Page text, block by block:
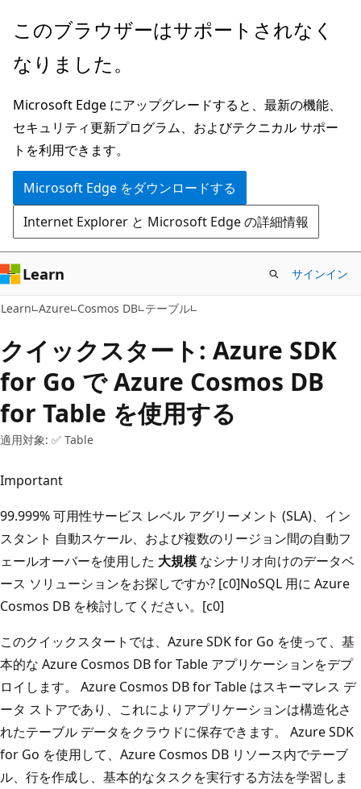
メ
ン
ン
テ
ン
ツ
に
ス
キ
ッ
プ
このブラウザーはサポートされなく
なりました。
Microsoft Edge にアップグレードすると、最新の機能、
セキュリティ更新プログラム、およびテクニカル サポー
トを利用できます。
Microsoft Edge をダウンロードする
Internet Explorer と Microsoft Edge の詳細情報
Learn サインイン
Learn Azure Cosmos DB テーブル
クイックスタート: Azure SDK
for Go で Azure Cosmos DB
for Table を使用する
適用対象: ✅ Table
Important
99.999% 可用性サービス レベル アグリーメント (SLA)、イン
スタント 自動スケール、および複数のリージョン間の自動フ
ェールオーバーを使用した 大規模 なシナリオ向けのデータベ
ース ソリューションをお探しですか? [c0]NoSQL 用に Azure
Cosmos DB を検討してください。[c0]
このクイックスタートでは、Azure SDK for Go を使って、基
本的な Azure Cosmos DB for Table アプリケーションをデプ
ロイします。 Azure Cosmos DB for Table はスキーマレス デ
ータ ストアであり、これによりアプリケーションは構造化さ
れたテーブル データをクラウドに保存できます。 Azure SDK
for Go を使用して、Azure Cosmos DB リソース内でテーブ
ル、行を作成し、基本的なタスクを実行する方法を学習しま